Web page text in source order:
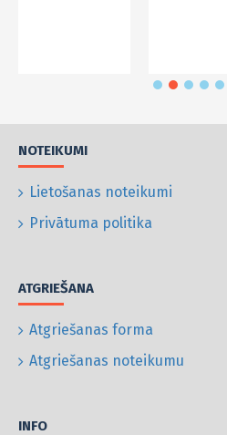
NOTEIKUMI
Lietošanas noteikumi
Privātuma politika
ATGRIEŠANA
Atgriešanas forma
Atgriešanas noteikumu
INFO